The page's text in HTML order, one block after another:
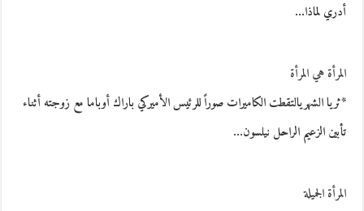
أدري لماذا…
المرأة هي المرأة
*ثريا الشهريالتقطت الكاميرات صوراً للرئيس الأميركي باراك أوباما مع زوجته أثناء
تأبين الزعيم الراحل نيلسون…
المرأة الجميلة